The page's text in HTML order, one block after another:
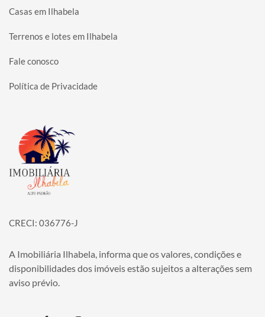
Casas em Ilhabela
Terrenos e lotes em Ilhabela
Fale conosco
Política de Privacidade
Página inicial
CRECI: 036776-J
A Imobiliária Ilhabela, informa que os valores, condições e
disponibilidades dos imóveis estão sujeitos a alterações sem
aviso prévio.